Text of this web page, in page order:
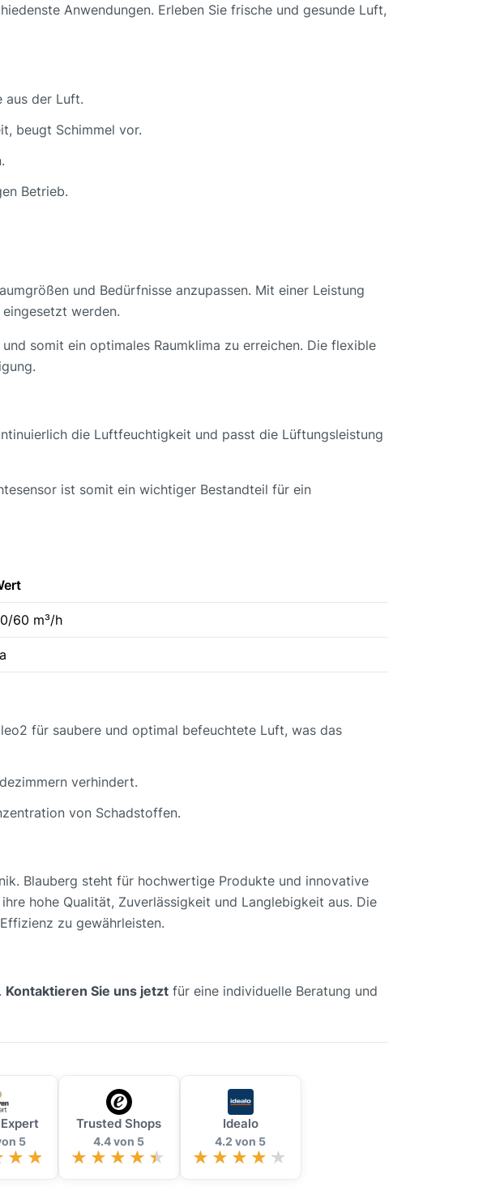
Anwendungen. Erleben Sie frische und gesunde Luft,
aus der Luft.
beugt Schimmel vor.
Betrieb.
und Bedürfnisse anzupassen. Mit einer Leistung
werden.
somit ein optimales Raumklima zu erreichen. Die flexible
die Luftfeuchtigkeit und passt die Lüftungsleistung
ist somit ein wichtiger Bestandteil für ein
60 m³/h
für saubere und optimal befeuchtete Luft, was das
verhindert.
von Schadstoffen.
Blauberg steht für hochwertige Produkte und innovative
hohe Qualität, Zuverlässigkeit und Langlebigkeit aus. Die
zu gewährleisten.
Kontaktieren Sie uns jetzt für eine individuelle Beratung und
5
Trusted Shops
4.4 von 5
Idealo
4.2 von 5